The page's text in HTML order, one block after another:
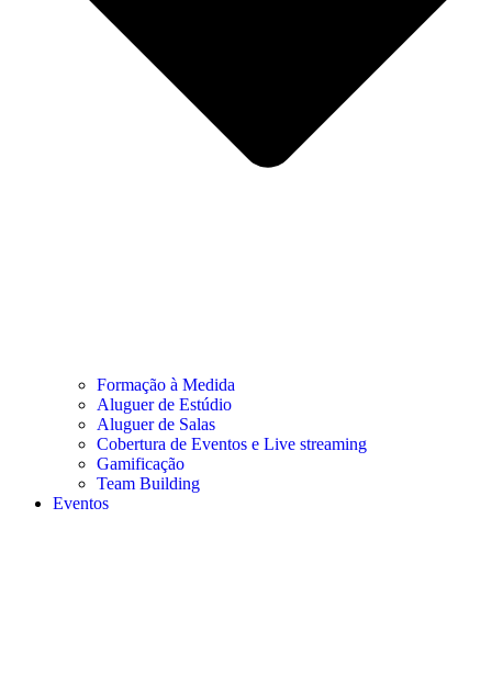
Formação à Medida
Aluguer de Estúdio
Aluguer de Salas
Cobertura de Eventos e Live streaming
Gamificação
Team Building
Eventos